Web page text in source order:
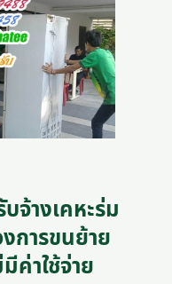
จ้างเคหะร่ม
งการขนย้าย
ค่าใช้จ่าย